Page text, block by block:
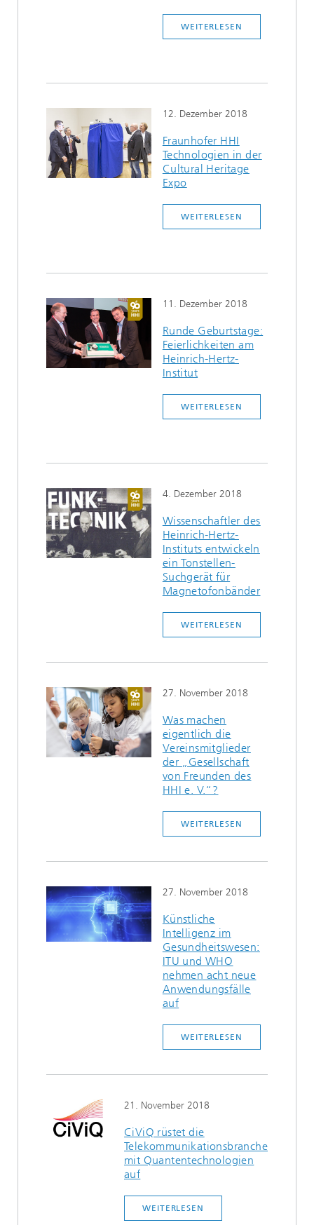
WEITERLESEN
12. Dezember 2018
Fraunhofer HHI
Technologien in der
Cultural Heritage
Expo
WEITERLESEN
11. Dezember 2018
Runde Geburtstage:
Feierlichkeiten am
Heinrich-Hertz-
Institut
WEITERLESEN
4. Dezember 2018
Wissenschaftler des
Heinrich-Hertz-
Instituts entwickeln
ein Tonstellen-
Suchgerät für
Magnetofonbänder
WEITERLESEN
27. November 2018
Was machen
eigentlich die
Vereinsmitglieder
der „Gesellschaft
von Freunden des
HHI e. V.“?
WEITERLESEN
27. November 2018
Künstliche
Intelligenz im
Gesundheitswesen:
ITU und WHO
nehmen acht neue
Anwendungsfälle
auf
WEITERLESEN
21. November 2018
CiViQ rüstet die
Telekommunikationsbranche
mit Quantentechnologien
auf
WEITERLESEN